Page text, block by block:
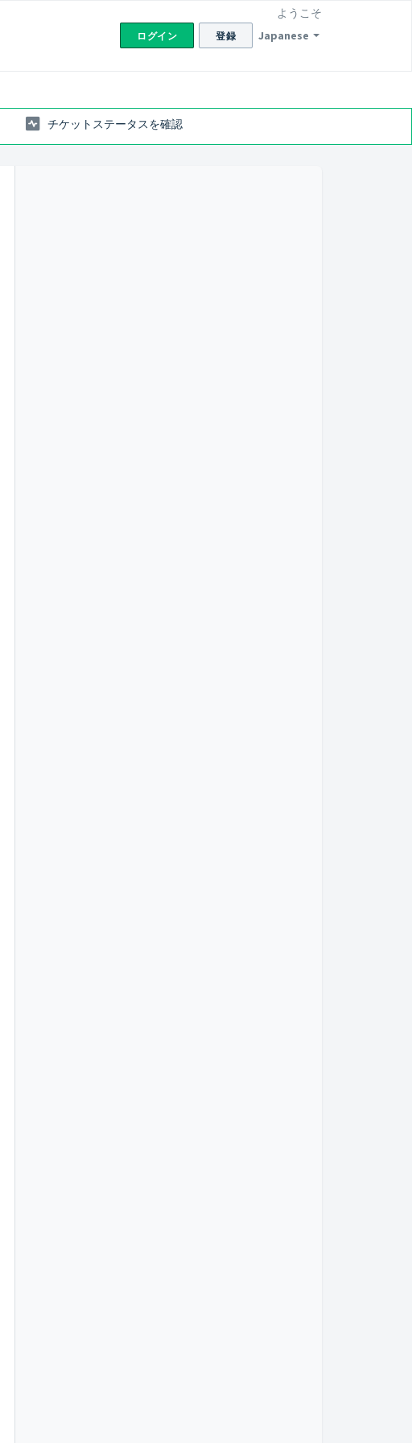
Japanese
ようこそ
ログイン 登録
チケットステータスを確認